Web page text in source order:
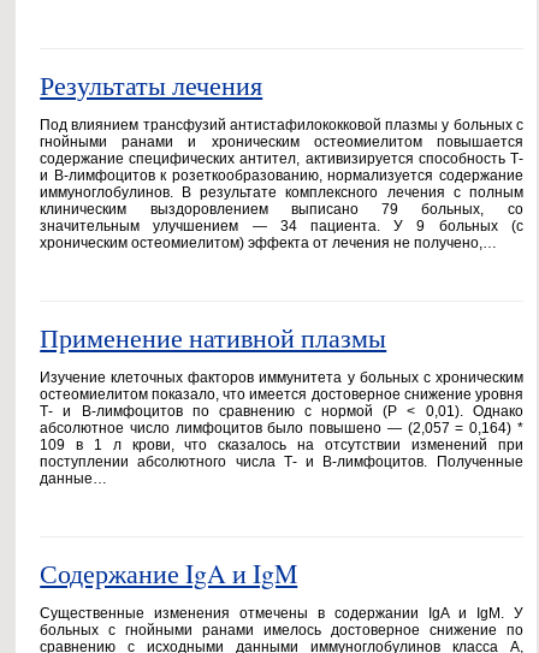
Результаты лечения
Под влиянием трансфузий антистафилококковой плазмы у больных с
гнойными ранами и хроническим остеомиелитом повышается
содержание специфических антител, активизируется способность Т-
и В-лимфоцитов к розеткообразованию, нормализуется содержание
иммуноглобулинов. В результате комплексного лечения с полным
клиническим выздоровлением выписано 79 больных, со
значительным улучшением — 34 пациента. У 9 больных (с
хроническим остеомиелитом) эффекта от лечения не получено,…
Применение нативной плазмы
Изучение клеточных факторов иммунитета у больных с хроническим
остеомиелитом показало, что имеется достоверное снижение уровня
Т- и В-лимфоцитов по сравнению с нормой (Р < 0,01). Однако
абсолютное число лимфоцитов было повышено — (2,057 = 0,164) *
109 в 1 л крови, что сказалось на отсутствии изменений при
поступлении абсолютного числа Т- и В-лимфоцитов. Полученные
данные…
Содержание IgA и IgM
Существенные изменения отмечены в содержании IgA и IgM. У
больных с гнойными ранами имелось достоверное снижение по
сравнению с исходными данными иммуноглобулинов класса А,